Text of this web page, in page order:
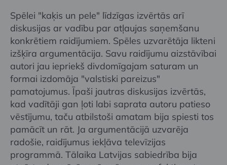
Spēlei "kaķis un pele" līdzīgas izvērtās arī
diskusijas ar vadību par atļaujas saņemšanu
konkrētiem raidījumiem. Spēles uzvarētāja likteni
izšķīra argumentācija. Savu raidījumu aizstāvībai
autori jau iepriekš divdomīgajam saturam un
formai izdomāja "valstiski pareizus"
pamatojumus. Īpaši jautras diskusijas izvērtās,
kad vadītāji gan ļoti labi saprata autoru patieso
vēstījumu, taču atbilstoši amatam bija spiesti tos
pamācīt un rāt. Ja argumentācijā uzvarēja
radošie, raidījumus iekļāva televīzijas
programmā. Tālaika Latvijas sabiedrība bija